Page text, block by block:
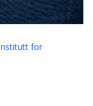
for